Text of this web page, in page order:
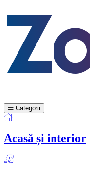
Categorii
Acasă și interior